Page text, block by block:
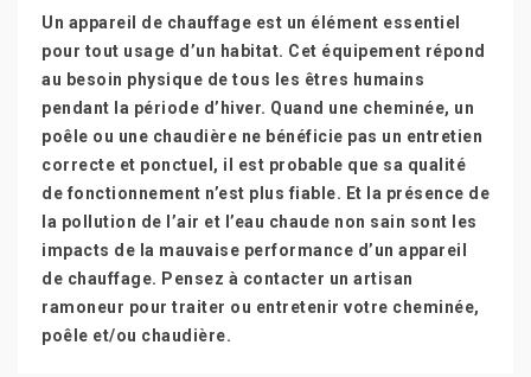
Un appareil de chauffage est un élément essentiel
pour tout usage d’un habitat. Cet équipement répond
au besoin physique de tous les êtres humains
pendant la période d’hiver. Quand une cheminée, un
poêle ou une chaudière ne bénéficie pas un entretien
correcte et ponctuel, il est probable que sa qualité
de fonctionnement n’est plus fiable. Et la présence de
la pollution de l’air et l’eau chaude non sain sont les
impacts de la mauvaise performance d’un appareil
de chauffage. Pensez à contacter un artisan
ramoneur pour traiter ou entretenir votre cheminée,
poêle et/ou chaudière.